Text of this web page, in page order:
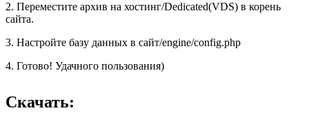
2. Переместите архив на хостинг/Dedicated(VDS) в корень
сайта.
3. Настройте базу данных в сайт/engine/config.php
4. Готово! Удачного пользования)
Скачать: